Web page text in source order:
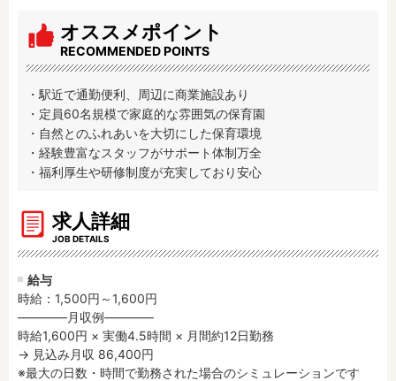
オススメポイント
RECOMMENDED POINTS
・駅近で通勤便利、周辺に商業施設あり
・定員60名規模で家庭的な雰囲気の保育園
・自然とのふれあいを大切にした保育環境
・経験豊富なスタッフがサポート体制万全
・福利厚生や研修制度が充実しており安心
求人詳細
JOB DETAILS
給与
時給：1,500円～1,600円
――――月収例――――
時給1,600円 × 実働4.5時間 × 月間約12日勤務
→ 見込み月収 86,400円
※最大の日数・時間で勤務された場合のシミュレーションです
病院内保育所
事業所内保育所
学童保育施設
児童館
子育て支援センター
児童発達支援事業所
放課後等デイサービ
ス
テンダーの運営施設
その他施設
特徴
時間固定
残業3時間以内
駅徒歩5分以内
13時までのお仕事
13時以降スタート
実働5時間以内
週3日以内
土日祝のお仕事
夜勤のお仕事